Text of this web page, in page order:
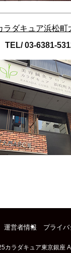
ラダキュア浜松町
TEL/ 03-6381-
運営者情報 プライ
カラダキュア東京銀座